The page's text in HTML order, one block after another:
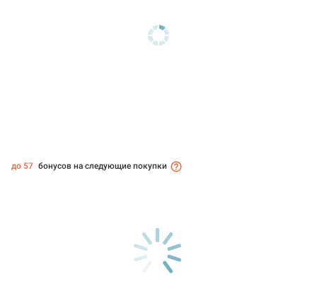
до 57 бонусов на следующие покупки